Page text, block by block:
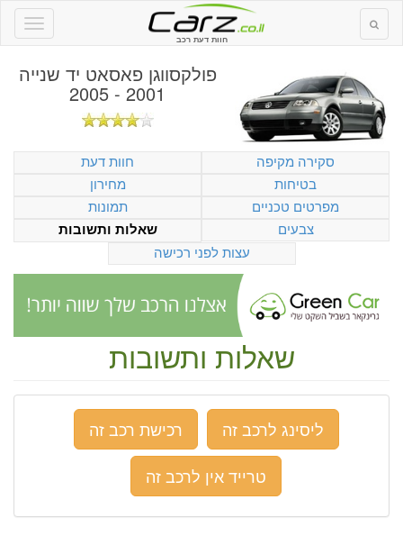
חוות דעת רכב
פולקסווגן פאסאט יד שנייה
2001 - 2005
סקירה מקיפה
חוות דעת
בטיחות
מחירון
מפרטים טכניים
תמונות
צבעים
שאלות ותשובות
עצות לפני רכישה
שאלות ותשובות
ליסינג לרכב זה
רכישת רכב זה
טרייד אין לרכב זה